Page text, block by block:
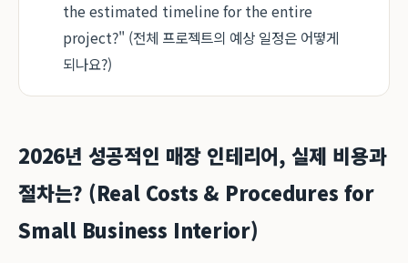
the estimated timeline for the entire
project?" (전체 프로젝트의 예상 일정은 어떻게
되나요?)
2026년 성공적인 매장 인테리어, 실제 비용과
절차는? (Real Costs & Procedures for
Small Business Interior)